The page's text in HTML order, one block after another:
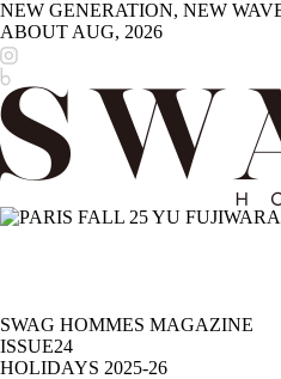
NEW GENERATION, NEW
ABOUT AUG, 2026
SWAG HOMMES MAGAZINE
ISSUE24
HOLIDAYS 2025-26